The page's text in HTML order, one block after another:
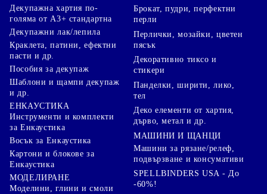
Декупажна хартия по-
голяма от А3+ стандартна
Декупажни лак/лепила
Краклета, патини, ефектни
пасти и др.
Пособия за декупаж
Шаблони и щампи декупаж
и др.
ЕНКАУСТИКА
Инструменти и комплекти
за Енкаустика
Восък за Енкаустика
Картони и блокове за
Енкаустика
МОДЕЛИРАНЕ
Моделини, глини и смоли
Брокат, пудри, перфектни
перли
Перлички, мозайки, цветен
пясък
Декоративно тиксо и
стикери
Панделки, ширити, лико,
тел
Деко елементи от хартия,
дърво, метал и др.
МАШИНИ И ЩАНЦИ
Машини за рязане/релеф,
подвързване и консумативи
SPELLBINDERS USA - До
-60%!